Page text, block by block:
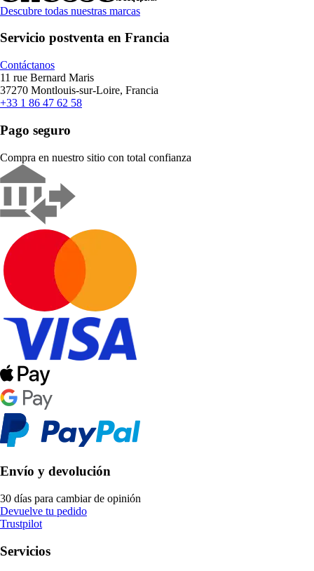
Descubre todas nuestras marcas
Servicio postventa en Francia
Contáctanos
11 rue Bernard Maris
37270 Montlouis-sur-Loire, Francia
+33 1 86 47 62 58
Pago seguro
Compra en nuestro sitio con total confianza
Envío y devolución
30 días para cambiar de opinión
Devuelve tu pedido
Trustpilot
Servicios